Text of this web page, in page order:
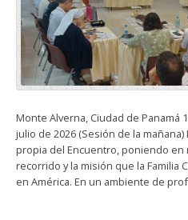
Monte Alverna, Ciudad de Panamá
julio de 2026 (Sesión de la
propia del Encuentro, poniendo en
recorrido y la misión que la Familia
en América. En un ambiente de